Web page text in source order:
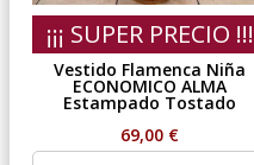
¡¡¡ SUPER PRECIO !!!
Vestido Flamenca Niña
ECONOMICO ALMA
Estampado Tostado
69,00 €